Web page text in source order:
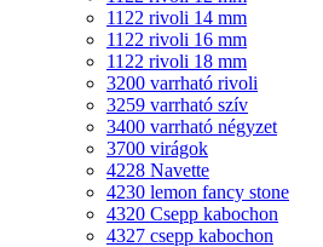
1122 rivoli 14 mm
1122 rivoli 16 mm
1122 rivoli 18 mm
3200 varrható rivoli
3259 varrható szív
3400 varrható négyzet
3700 virágok
4228 Navette
4230 lemon fancy stone
4320 Csepp kabochon
4327 csepp kabochon